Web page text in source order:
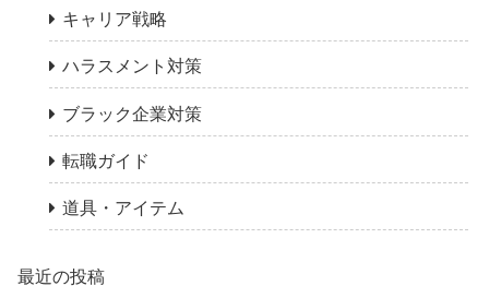
キャリア戦略
ハラスメント対策
ブラック企業対策
転職ガイド
道具・アイテム
最近の投稿